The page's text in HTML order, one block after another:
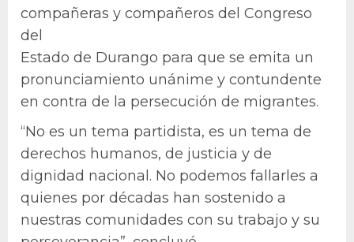
compañeras y compañeros del Congreso
del
Estado de Durango para que se emita un
pronunciamiento unánime y contundente
en contra de la persecución de migrantes.
“No es un tema partidista, es un tema de
derechos humanos, de justicia y de
dignidad nacional. No podemos fallarles a
quienes por décadas han sostenido a
nuestras comunidades con su trabajo y su